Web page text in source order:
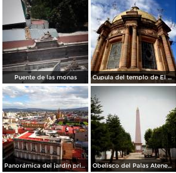
Puente de las monas Cupula del templo de El Carmen.
Panorámica del jardín principal Obelisco del Palas Atenea Celaya